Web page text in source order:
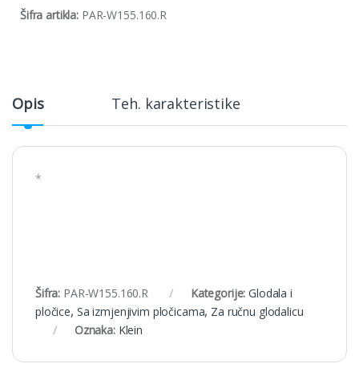
Šifra artikla: PAR-W155.160.R
Opis Teh. karakteristike
*
Šifra: PAR-W155.160.R Kategorije:Glodala i
pločice, Sa izmjenjivim pločicama, Za ručnu glodalicu
Oznaka: Klein